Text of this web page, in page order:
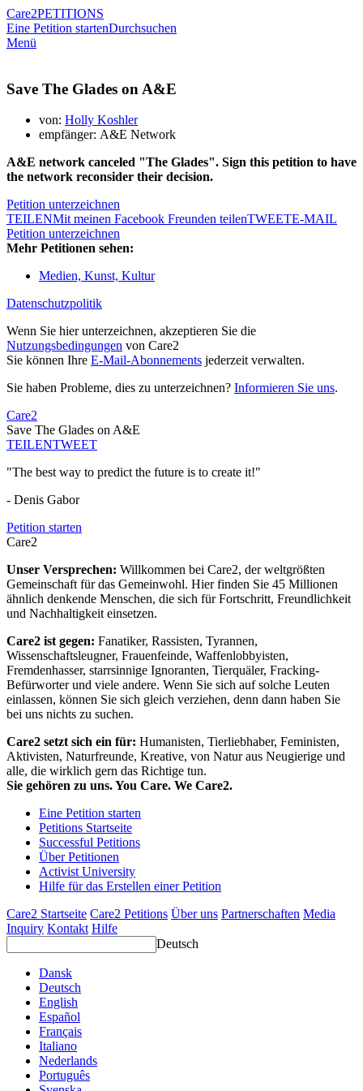
Care2PETITIONS
Eine Petition startenDurchsuchen
Menü
Save The Glades on A&E
von: Holly Koshler
empfänger: A&E Network
A&E network canceled "The Glades". Sign this petition to have
the network reconsider their decision.
Petition unterzeichnen
TEILENMit meinen Facebook Freunden teilenTWEETE-MAIL
Petition unterzeichnen
Mehr Petitionen sehen:
Medien, Kunst, Kultur
Datenschutzpolitik
Wenn Sie hier unterzeichnen, akzeptieren Sie die
Nutzungsbedingungen von Care2
Sie können Ihre E-Mail-Abonnements jederzeit verwalten.
Sie haben Probleme, dies zu unterzeichnen? Informieren Sie uns.
Care2
Save The Glades on A&E
TEILENTWEET
"The best way to predict the future is to create it!"
- Denis Gabor
Petition starten
Care2
Unser Versprechen: Willkommen bei Care2, der weltgrößten
Gemeinschaft für das Gemeinwohl. Hier finden Sie 45 Millionen
ähnlich denkende Menschen, die sich für Fortschritt, Freundlichkeit
und Nachhaltigkeit einsetzen.
Care2 ist gegen: Fanatiker, Rassisten, Tyrannen,
Wissenschaftsleugner, Frauenfeinde, Waffenlobbyisten,
Fremdenhasser, starrsinnige Ignoranten, Tierquäler, Fracking-
Befürworter und viele andere. Wenn Sie sich auf solche Leuten
einlassen, können Sie sich gleich verziehen, denn dann haben Sie
bei uns nichts zu suchen.
Care2 setzt sich ein für: Humanisten, Tierliebhaber, Feministen,
Aktivisten, Naturfreunde, Kreative, von Natur aus Neugierige und
alle, die wirklich gern das Richtige tun.
Sie gehören zu uns. You Care. We Care2.
Eine Petition starten
Petitions Startseite
Successful Petitions
Über Petitionen
Activist University
Hilfe für das Erstellen einer Petition
Care2 Startseite Care2 Petitions Über uns Partnerschaften Media
Inquiry Kontakt Hilfe
Deutsch
Dansk
Deutsch
English
Español
Français
Italiano
Nederlands
Português